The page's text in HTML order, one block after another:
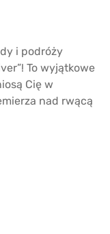
i podróży
To wyjątkowe
Cię w
nad rwącą